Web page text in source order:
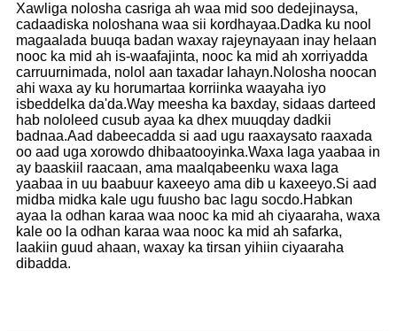
Xawliga nolosha casriga ah waa mid soo dedejinaysa,
cadaadiska noloshana waa sii kordhayaa.Dadka ku nool
magaalada buuqa badan waxay rajeynayaan inay helaan
nooc ka mid ah is-waafajinta, nooc ka mid ah xorriyadda
carruurnimada, nolol aan taxadar lahayn.Nolosha noocan
ahi waxa ay ku horumartaa korriinka waayaha iyo
isbeddelka da'da.Way meesha ka baxday, sidaas darteed
hab nololeed cusub ayaa ka dhex muuqday dadkii
badnaa.Aad dabeecadda si aad ugu raaxaysato raaxada
oo aad uga xorowdo dhibaatooyinka.Waxa laga yaabaa in
ay baaskiil raacaan, ama maalqabeenku waxa laga
yaabaa in uu baabuur kaxeeyo ama dib u kaxeeyo.Si aad
midba midka kale ugu fuusho bac lagu socdo.Habkan
ayaa la odhan karaa waa nooc ka mid ah ciyaaraha, waxa
kale oo la odhan karaa waa nooc ka mid ah safarka,
laakiin guud ahaan, waxay ka tirsan yihiin ciyaaraha
dibadda.